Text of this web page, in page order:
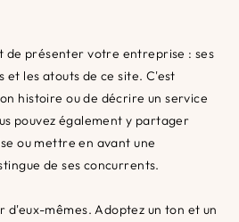
de présenter votre entreprise : ses
les atouts de ce site. C'est
histoire ou de décrire un service
pouvez également y partager
ou mettre en avant une
de ses concurrents.
d'eux-mêmes. Adoptez un ton et un